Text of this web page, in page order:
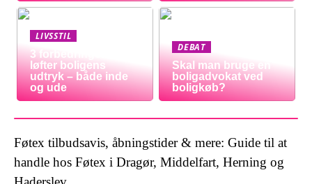
LIVSSTIL
3 forbedringer der
løfter boligens
udtryk – både inde
og ude
DEBAT
Skal man bruge en
boligadvokat ved
boligkøb?
Føtex tilbudsavis, åbningstider & mere: Guide til at
handle hos Føtex i Dragør, Middelfart, Herning og